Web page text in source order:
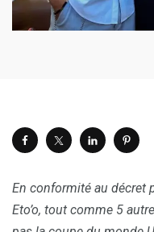
En conformité au décret
Eto’o, tout comme 5